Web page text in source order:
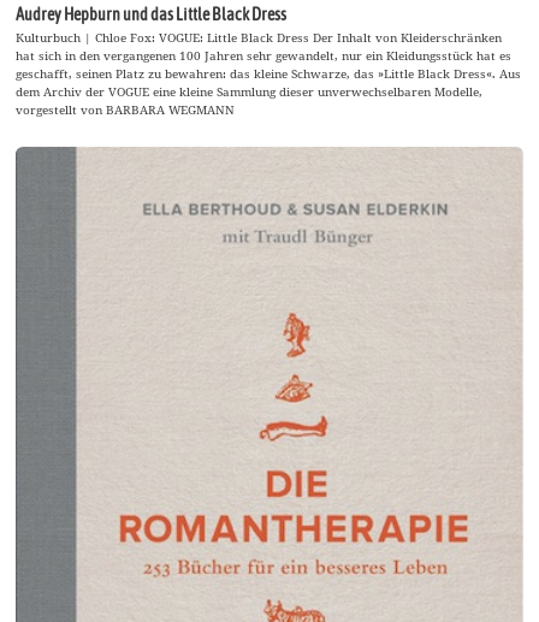
Audrey Hepburn und das Little Black Dress
Kulturbuch | Chloe Fox: VOGUE: Little Black Dress Der Inhalt von Kleiderschränken
hat sich in den vergangenen 100 Jahren sehr gewandelt, nur ein Kleidungsstück hat es
geschafft, seinen Platz zu bewahren: das kleine Schwarze, das »Little Black Dress«. Aus
dem Archiv der VOGUE eine kleine Sammlung dieser unverwechselbaren Modelle,
vorgestellt von BARBARA WEGMANN